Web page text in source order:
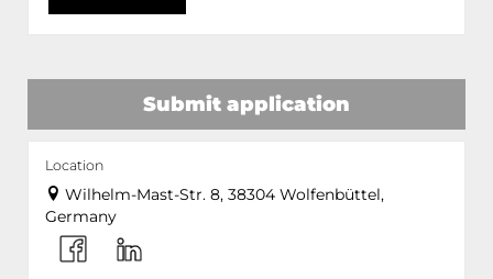
Submit application
Location
Wilhelm-Mast-Str. 8, 38304 Wolfenbüttel,
Germany